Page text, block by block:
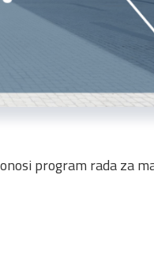
program rada za